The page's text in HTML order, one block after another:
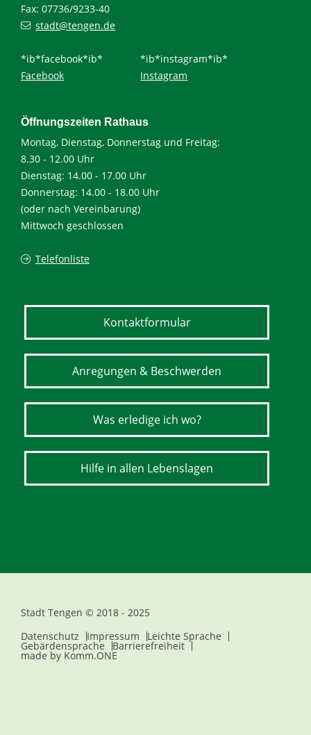
Fax: 07736/9233-40
stadt@tengen.de
*ib*facebook*ib*
Facebook
*ib*instagram*ib*
Instagram
Öffnungszeiten Rathaus
Montag, Dienstag, Donnerstag und Freitag:
8.30 - 12.00 Uhr
Dienstag: 14.00 - 17.00 Uhr
Donnerstag: 14.00 - 18.00 Uhr
(oder nach Vereinbarung)
Mittwoch geschlossen
Telefonliste
Kontaktformular
Anregungen & Beschwerden
Was erledige ich wo?
Hilfe in allen Lebenslagen
Stadt Tengen © 2018 - 2025
Datenschutz
Impressum Leichte Sprache
Gebärdensprache Barrierefreiheit
made by Komm.ONE